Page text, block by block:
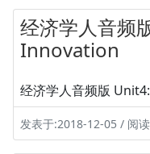
经济学人音频
Innovation
经济学人音频版
发表于:2018-12-05 / 阅